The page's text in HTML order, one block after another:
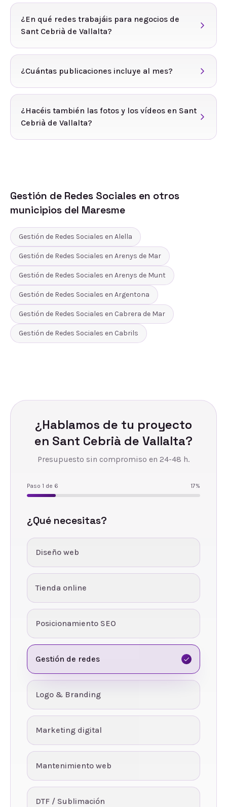
¿En qué redes trabajáis para negocios de
Sant Cebrià de Vallalta?
¿Cuántas publicaciones incluye al mes?
¿Hacéis también las fotos y los vídeos en Sant
Cebrià de Vallalta?
Gestión de Redes Sociales en otros
municipios del Maresme
Gestión de Redes Sociales en Alella
Gestión de Redes Sociales en Arenys de Mar
Gestión de Redes Sociales en Arenys de Munt
Gestión de Redes Sociales en Argentona
Gestión de Redes Sociales en Cabrera de Mar
Gestión de Redes Sociales en Cabrils
¿Hablamos de tu proyecto
en Sant Cebrià de Vallalta?
Presupuesto sin compromiso en 24-48 h.
Paso 1 de 6 17%
¿Qué necesitas?
Diseño web
Tienda online
Posicionamiento SEO
Gestión de redes
Logo & Branding
Marketing digital
Mantenimiento web
DTF / Sublimación